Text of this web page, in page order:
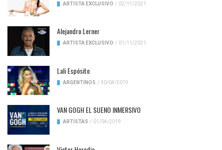
ARTISTA EXCLUSIVO / 02/11/2021
Alejandro Lerner
ARTISTA EXCLUSIVO / 01/11/2021
Lali Espósito
ARGENTINOS / 30/04/2019
VAN GOGH EL SUENO INMERSIVO
ARTISTAS / 01/04/2019